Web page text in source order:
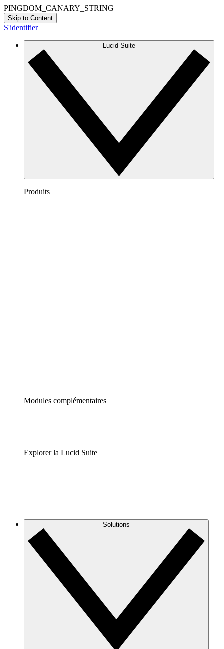
PINGDOM_CANARY_STRING
Skip to Content
S'identifier
Lucid Suite
Produits
Modules complémentaires
Explorer la Lucid Suite
Solutions